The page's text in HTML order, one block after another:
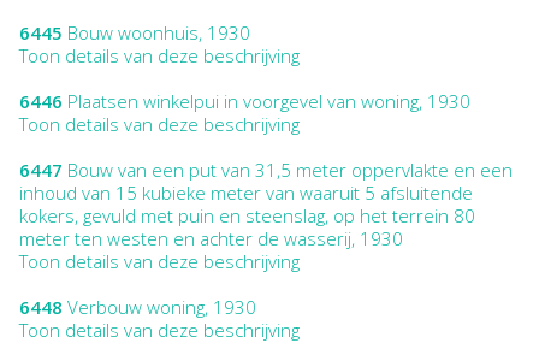
6445 Bouw woonhuis, 1930
Toon details van deze beschrijving
6446 Plaatsen winkelpui in voorgevel van woning, 1930
Toon details van deze beschrijving
6447 Bouw van een put van 31,5 meter oppervlakte en een
inhoud van 15 kubieke meter van waaruit 5 afsluitende
kokers, gevuld met puin en steenslag, op het terrein 80
meter ten westen en achter de wasserij, 1930
Toon details van deze beschrijving
6448 Verbouw woning, 1930
Toon details van deze beschrijving